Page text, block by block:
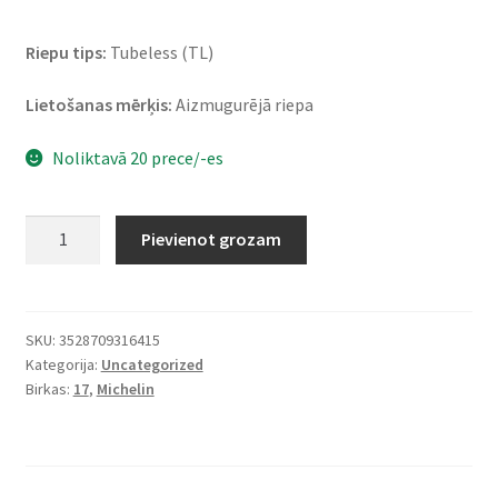
Riepu tips: Tubeless (TL)
Lietošanas mērķis: Aizmugurējā riepa
Noliktavā 20 prece/-es
180/55
ZR
17
Pievienot grozam
SKU: 3528709316415
Kategorija: Uncategorized
Birkas: 17, Michelin